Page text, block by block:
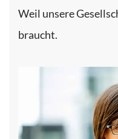
Weil unsere
braucht.